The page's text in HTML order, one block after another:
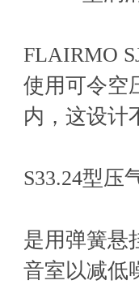
FLAIRMO
使用可令空
内，这设计
S33.24型压
是用弹簧悬
音室以减低